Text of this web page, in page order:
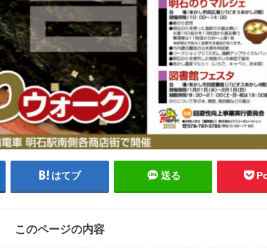
はてブ 送る
このページの内容